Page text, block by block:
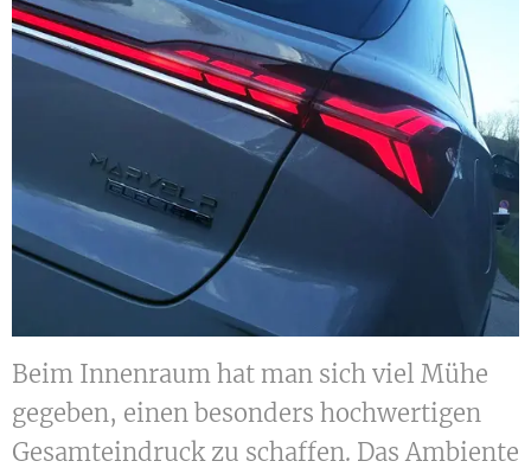
Beim Innenraum hat man sich viel Mühe
gegeben, einen besonders hochwertigen
Gesamteindruck zu schaffen. Das Ambiente